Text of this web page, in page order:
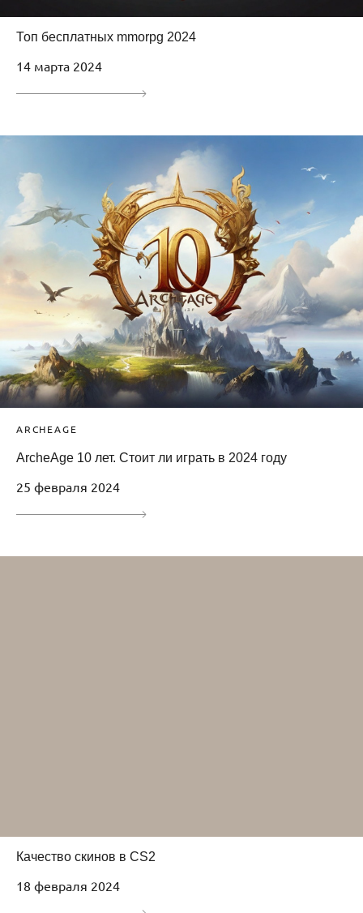
Топ бесплатных mmorpg 2024
14 марта 2024
ARCHEAGE
ArcheAge 10 лет. Стоит ли играть в 2024 году
25 февраля 2024
Качество скинов в CS2
18 февраля 2024